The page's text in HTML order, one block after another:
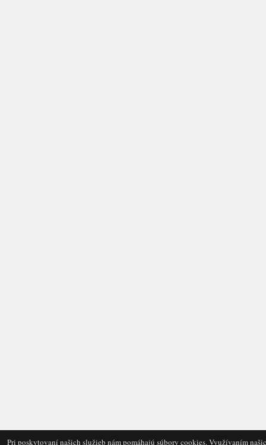
Pri poskytovaní našich služieb nám pomáhajú súbory cookies. Využívaním